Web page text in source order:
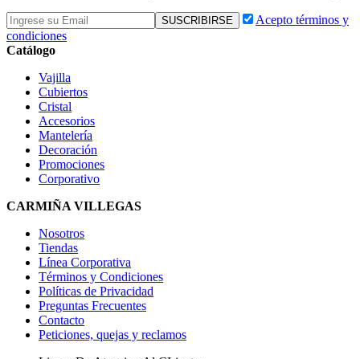
Acepto términos y
condiciones
Catálogo
Vajilla
Cubiertos
Cristal
Accesorios
Mantelería
Decoración
Promociones
Corporativo
CARMIÑA VILLEGAS
Nosotros
Tiendas
Línea Corporativa
Términos y Condiciones
Políticas de Privacidad
Preguntas Frecuentes
Contacto
Peticiones, quejas y reclamos